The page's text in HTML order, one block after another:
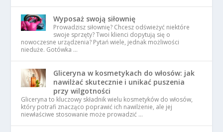
Wyposaż swoją siłownię
Prowadzisz siłownię? Chcesz odświeżyć niektóre
swoje sprzęty? Twoi klienci dopytują się o
nowoczesne urządzenia? Pytań wiele, jednak możliwości
nieduże. Gotówka …
Gliceryna w kosmetykach do włosów: jak
nawilżać skutecznie i unikać puszenia
przy wilgotności
Gliceryna to kluczowy składnik wielu kosmetyków do włosów,
który potrafi znacząco poprawić ich nawilżenie, ale jej
niewłaściwe stosowanie może prowadzić …